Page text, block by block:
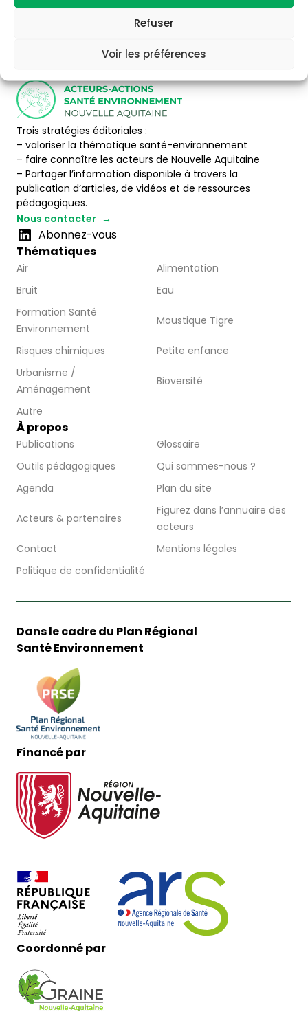
Refuser
Voir les préférences
Trois stratégies éditoriales :
– valoriser la thématique santé-environnement
– faire connaître les acteurs de Nouvelle Aquitaine
– Partager l’information disponible à travers la
publication d’articles, de vidéos et de ressources
pédagogiques.
Nous contacter
Abonnez-vous
Thématiques
Air
Alimentation
Bruit
Eau
Formation Santé
Environnement
Moustique Tigre
Risques chimiques
Petite enfance
Urbanisme /
Aménagement
Bioversité
Autre
À propos
Publications
Glossaire
Outils pédagogiques
Qui sommes-nous ?
Agenda
Plan du site
Acteurs & partenaires
Figurez dans l’annuaire des
acteurs
Contact
Mentions légales
Politique de confidentialité
Dans le cadre du Plan Régional
Santé Environnement
Financé par
Coordonné par